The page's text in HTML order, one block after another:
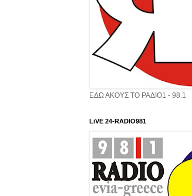
ΕΔΩ ΑΚΟΥΣ ΤΟ ΡΑΔΙΟ1 - 98.1
LiVE 24-RADIO981